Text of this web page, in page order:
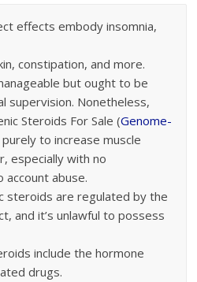
effects embody insomnia,
constipation, and more.
but ought to be
supervision. Nonetheless,
Steroids For Sale (Genome-
to increase muscle
especially with no
account abuse.
steroids are regulated by the
and it’s unlawful to possess
include the hormone
drugs.